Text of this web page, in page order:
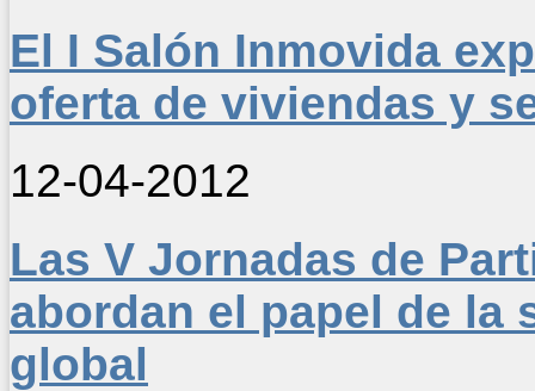
El I Salón Inmovida
oferta de viviendas y
12-04-2012
Las V Jornadas de
abordan el papel de la
global